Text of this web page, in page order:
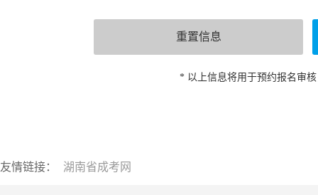
* 以上信息将用于预约报名审
友情链接： 湖南省成考网